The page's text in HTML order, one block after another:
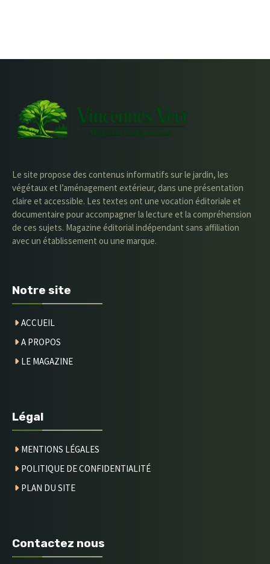
Le site propose des contenus informatifs sur le jardin, les
végétaux et l’aménagement extérieur, dans une présentation
claire et accessible. Les textes ont une vocation éditoriale et
documentaire pour accompagner la lecture et la compréhension
de ces sujets. Magazine éditorial indépendant sans affiliation
avec un établissement ou une marque.
Notre site
ACCUEIL
A PROPOS
LE MAGAZINE
Légal
MENTIONS LÉGALES
POLITIQUE DE CONFIDENTIALITÉ
PLAN DU SITE
Contactez nous